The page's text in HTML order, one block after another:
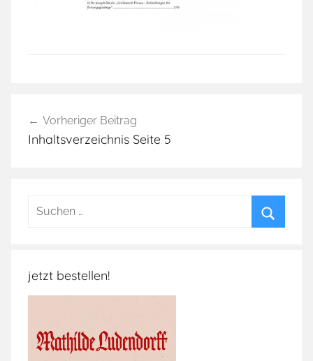
Vorheriger Beitrag
Inhaltsverzeichnis Seite 5
Suchen
jetzt bestellen!